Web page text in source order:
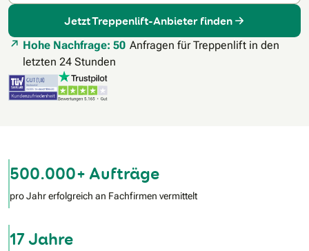
Jetzt Treppenlift-Anbieter finden
Hohe Nachfrage: 50 Anfragen für Treppenlift in den
letzten 24 Stunden
500.000+ Aufträge
pro Jahr erfolgreich an Fachfirmen vermittelt
17 Jahre